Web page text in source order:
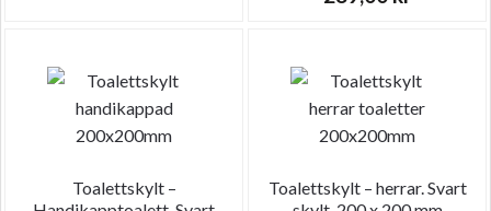
Toalettskylt –
Toalettskylt – herrar. Svart